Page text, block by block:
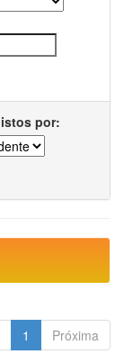
por:
1 Próxima